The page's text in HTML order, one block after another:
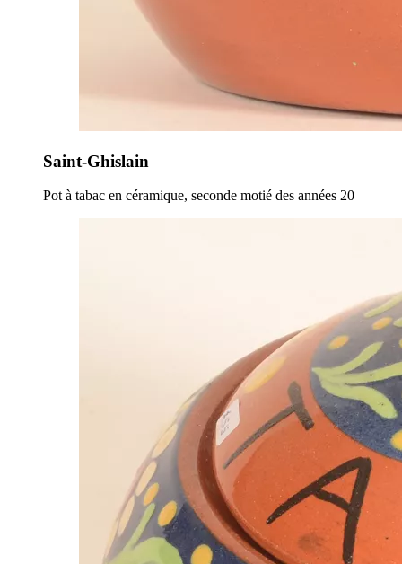
Saint-Ghislain
Pot à tabac en céramique, seconde motié des années 20